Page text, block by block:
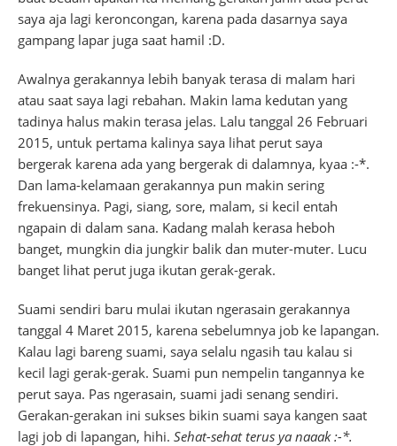
saya aja lagi keroncongan, karena pada dasarnya saya
gampang lapar juga saat hamil :D.
Awalnya gerakannya lebih banyak terasa di malam hari
atau saat saya lagi rebahan. Makin lama kedutan yang
tadinya halus makin terasa jelas. Lalu tanggal 26 Februari
2015, untuk pertama kalinya saya lihat perut saya
bergerak karena ada yang bergerak di dalamnya, kyaa :-*.
Dan lama-kelamaan gerakannya pun makin sering
frekuensinya. Pagi, siang, sore, malam, si kecil entah
ngapain di dalam sana. Kadang malah kerasa heboh
banget, mungkin dia jungkir balik dan muter-muter. Lucu
banget lihat perut juga ikutan gerak-gerak.
Suami sendiri baru mulai ikutan ngerasain gerakannya
tanggal 4 Maret 2015, karena sebelumnya job ke lapangan.
Kalau lagi bareng suami, saya selalu ngasih tau kalau si
kecil lagi gerak-gerak. Suami pun nempelin tangannya ke
perut saya. Pas ngerasain, suami jadi senang sendiri.
Gerakan-gerakan ini sukses bikin suami saya kangen saat
lagi job di lapangan, hihi. Sehat-sehat terus ya naaak :-*.